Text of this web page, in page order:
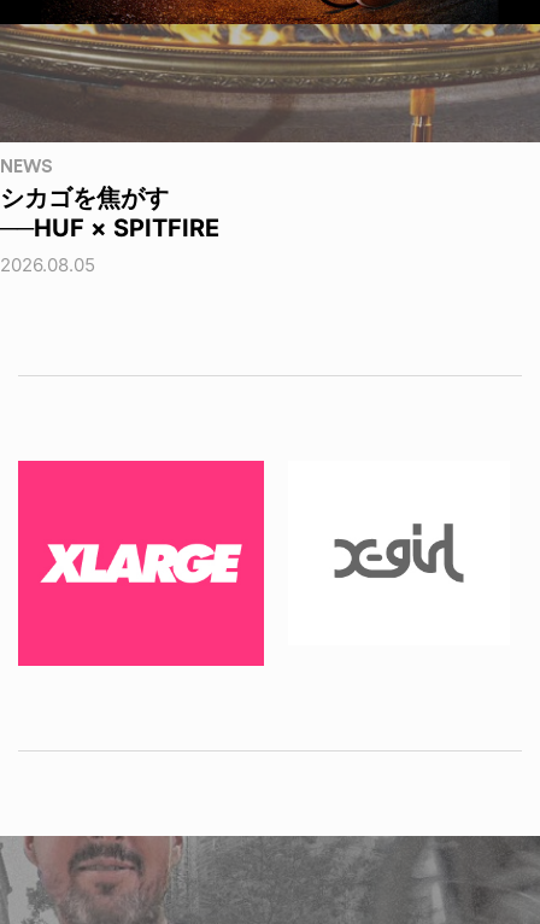
NEWS
シカゴを焦がす
──HUF × SPITFIRE
2026.08.05